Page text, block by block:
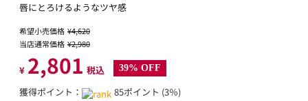
唇にとろけるようなツヤ感
希望小売価格 ¥4,620
当店通常価格 ¥2,980
¥ 2,801 税込 39% OFF
獲得ポイント： 85ポイント (3％)